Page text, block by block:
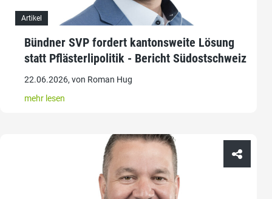
Artikel
Bündner SVP fordert kantonsweite Lösung
statt Pflästerlipolitik - Bericht Südostschweiz
22.06.2026, von Roman Hug
mehr lesen